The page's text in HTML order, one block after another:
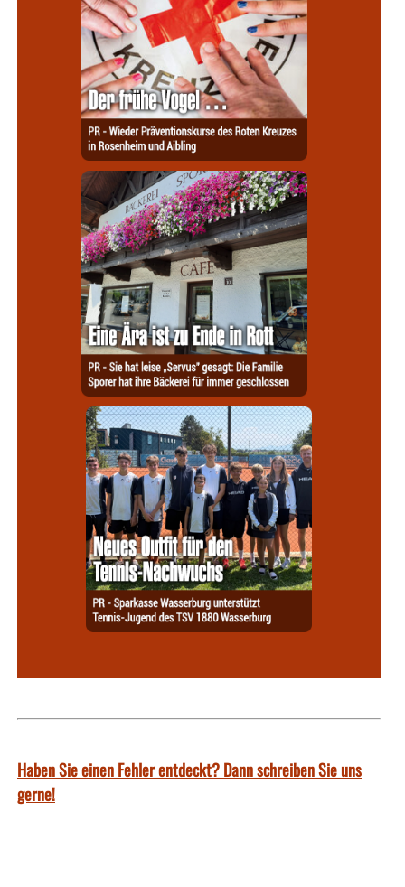
Haben Sie einen Fehler entdeckt? Dann schreiben Sie uns
gerne!